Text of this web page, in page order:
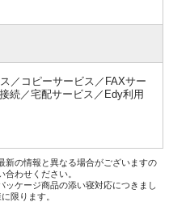
／コピーサービス／FAXサー
続／宅配サービス／Edy利用
の情報と異なる場合がございますの
わせください。
ケージ商品の添い寝対応につきまし
限ります。